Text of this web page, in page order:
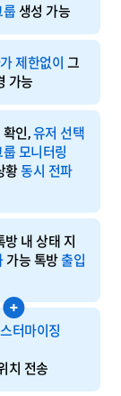
룹생성 가능
제한없이 그
가능
확인,유저 선택
모니터링
황동시 전파
방 내 상태 지
가능 톡방출입
터마이징
치 전송